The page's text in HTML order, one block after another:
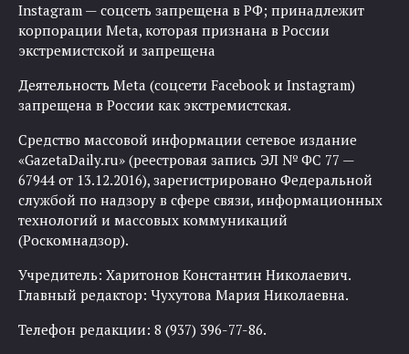
Instagram — соцсеть запрещена в РФ; принадлежит
корпорации Meta, которая признана в России
экстремистской и запрещена
Деятельность Meta (соцсети Facebook и Instagram)
запрещена в России как экстремистская.
Средство массовой информации сетевое издание
«GazetaDaily.ru» (реестровая запись ЭЛ № ФС 77 —
67944 от 13.12.2016), зарегистрировано Федеральной
службой по надзору в сфере связи, информационных
технологий и массовых коммуникаций
(Роскомнадзор).
Учредитель: Харитонов Константин Николаевич.
Главный редактор: Чухутова Мария Николаевна.
Телефон редакции: 8 (937) 396-77-86.